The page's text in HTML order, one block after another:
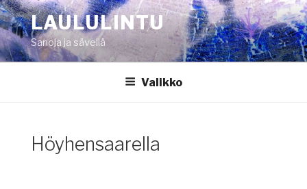
Siirry
sisältöönLAULULINTU
Sanoja ja säveliä
Valikko
Höyhensaarella